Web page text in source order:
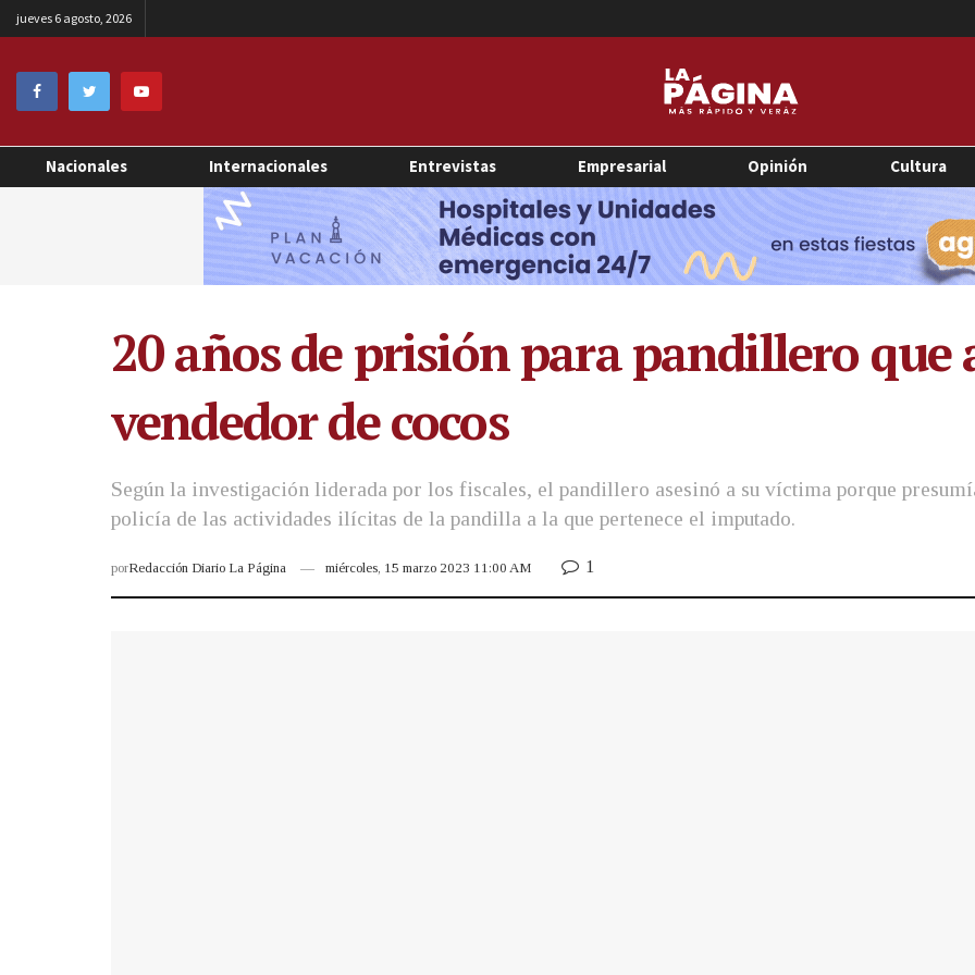
jueves 6 agosto, 2026
Nacionales Internacionales Entrevistas Empresarial Opinión Cultura
20 años de prisión para pandillero que
vendedor de cocos
Según la investigación liderada por los fiscales, el pandillero asesinó a su víctima porque
policía de las actividades ilícitas de la pandilla a la que pertenece el imputado.
porRedacción Diario La Página miércoles, 15 marzo 2023 11:00 AM 1